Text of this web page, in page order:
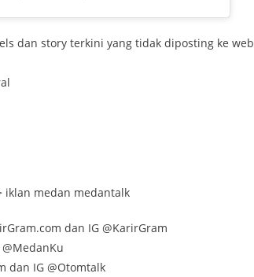
dan story terkini yang tidak diposting ke web
iklan medan medantalk
dan IG @KarirGram
dan IG @Otomtalk